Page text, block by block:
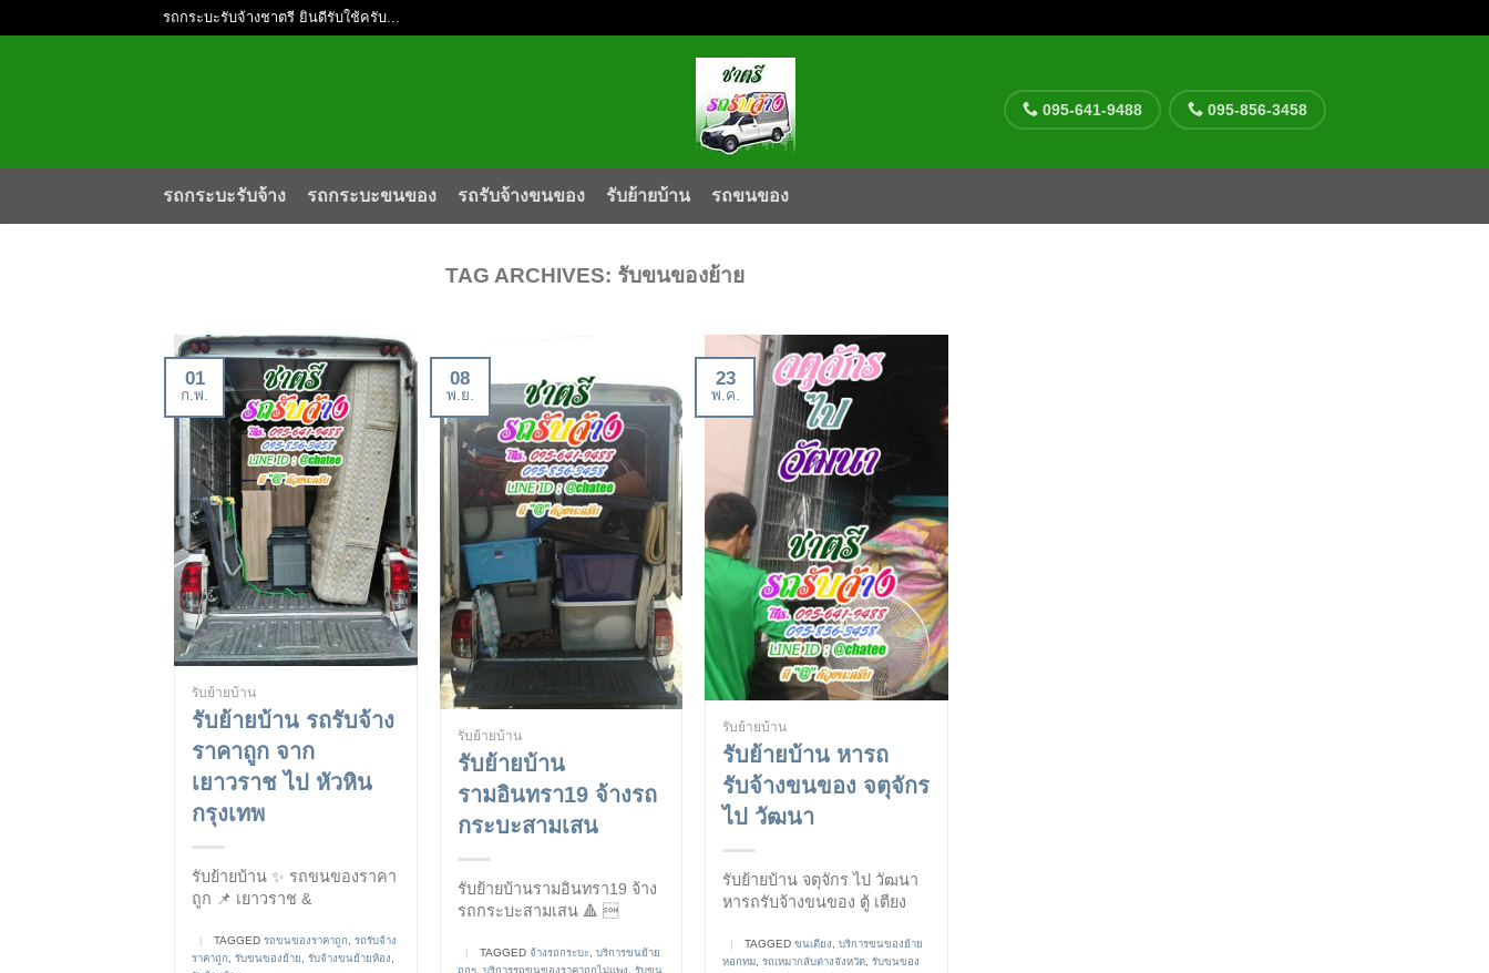
รถกระบะรับจ้างชาตรี ยินดีรับใช้ครับ...
095-641-9488 095-856-3458
รถกระบะรับจ้าง รถกระบะขนของ รถรับจ้างขนของ รับย้ายบ้าน รถขนของ
TAG ARCHIVES: รับขนของย้าย
01
ก.พ.
รับย้ายบ้าน
รับย้ายบ้าน รถรับจ้าง
ราคาถูก จาก
เยาวราช ไป หัวหิน
กรุงเทพ
รับย้ายบ้าน ✨ รถขนของราคา
ถูก 📌 เยาวราช &
| TAGGED รถขนของราคาถูก
รถรับจ้าง
ราคาถูก
รับขนของย้าย รับจ้างขนย้ายห้อง
08
พ.ย.
รับย้ายบ้าน
รับย้ายบ้าน
รามอินทรา19 จ้างรถ
กระบะสามเสน
รับย้ายบ้านรามอินทรา19 จ้าง
รถกระบะสามเสน 🔺 
TAGGED จ้างรถกระบะ, บริการขนย้าย
23
พ.ค.
รับย้ายบ้าน
รับย้ายบ้าน หารถ
รับจ้างขนของ จตุจักร
ไป วัฒนา
รับย้ายบ้าน จตุจักร ไป วัฒนา
หารถรับจ้างขนของ ตู้ เตียง
| TAGGEDขนเตียง ,บริการขนของย้าย
หอกทม ,รถเหมากลับต่างจังหวัด ,รับขนของ